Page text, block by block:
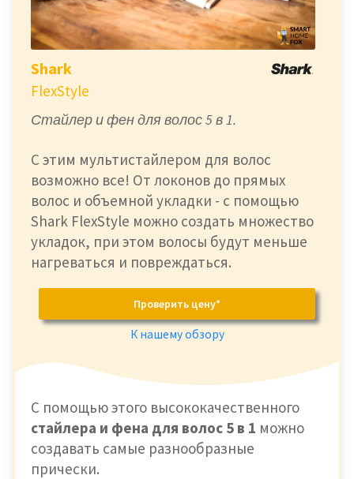
Shark
FlexStyle
Стайлер и фен для волос 5 в 1.
С этим мультистайлером для волос
возможно все! От локонов до прямых
волос и объемной укладки - с помощью
Shark FlexStyle можно создать множество
укладок, при этом волосы будут меньше
нагреваться и повреждаться.
Проверить цену*
К нашему обзору
С помощью этого высококачественного
стайлера и фена для волос 5 в 1 можно
создавать самые разнообразные
прически.